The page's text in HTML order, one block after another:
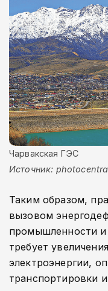
Чарвакская ГЭС
Источник:
Таким образом,
вызовом
промышленности и
требует
электроэнергии,
транспортировки